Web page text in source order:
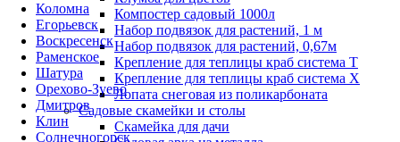
Коломна
Егорьевск
Воскресенск
Раменское
Шатура
Орехово-Зуево
Дмитров
Клин
Солнечногорск
Компостер садовый 1000л
Набор подвязок для растений, 1 м
Набор подвязок для растений, 0,67м
Крепление для теплицы краб система Т
Крепление для теплицы краб система Х
Лопата снеговая из поликарбоната
Садовые скамейки и столы
Скамейка для дачи